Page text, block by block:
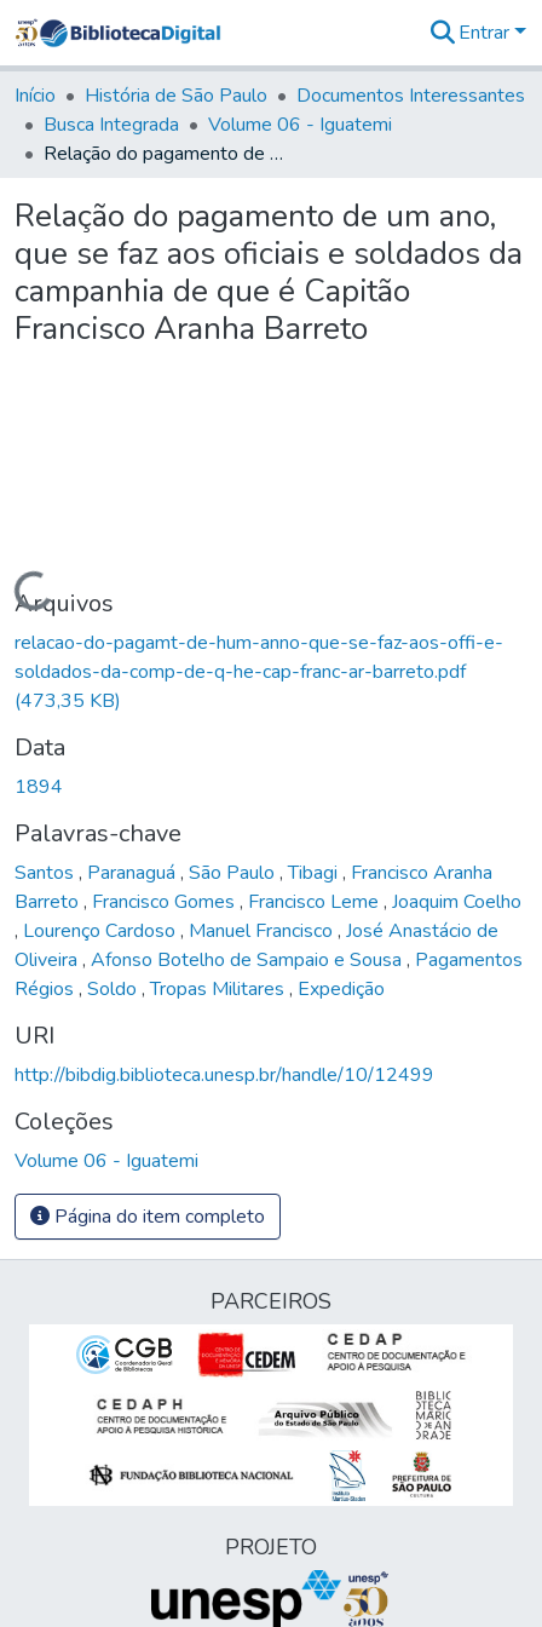
&
Coleções
Tudo na
Biblioteca
Estatísticas
Entrar
Início História de São Paulo
Documentos Interessantes
Busca Integrada
Volume 06 - Iguatemi
Relação do pagamento de um ano, que se faz aos oficiais e soldados da campanhia de que é Capitão Francisco Aranha Barreto
Relação do pagamento de um ano,
que se faz aos oficiais e soldados da
campanhia de que é Capitão
Francisco Aranha Barreto
Carregando...
Arquivos
relacao-do-pagamt-de-hum-anno-que-se-faz-aos-offi-e-
soldados-da-comp-de-q-he-cap-franc-ar-barreto.pdf
(473,35 KB)
Data
1894
Palavras-chave
Santos , Paranaguá , São Paulo ,Tibagi , Francisco Aranha
Barreto , Francisco Gomes , Francisco Leme , Joaquim Coelho
, Lourenço Cardoso , Manuel Francisco , José Anastácio de
Oliveira , Afonso Botelho de Sampaio e Sousa , Pagamentos
Régios , Soldo ,Tropas Militares , Expedição
URI
http://bibdig.biblioteca.unesp.br/handle/10/12499
Coleções
Volume 06 - Iguatemi
Página do item completo
PARCEIROS
PROJETO